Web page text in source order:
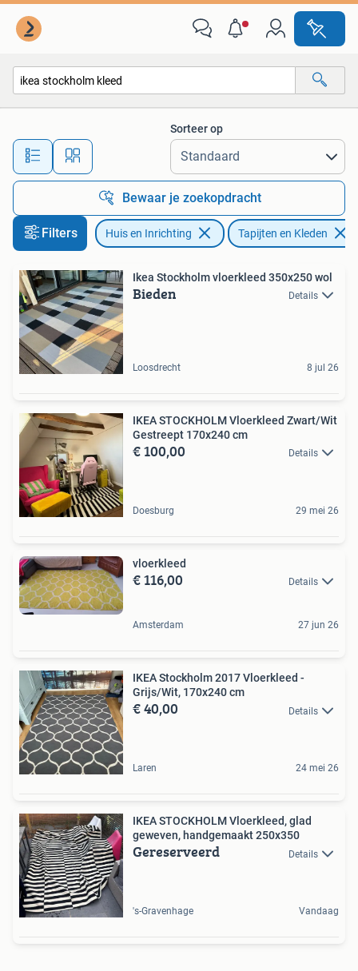
Alle afstanden…
Sorteer op
Bewaar je zoekopdracht
Filters Huis en Inrichting Tapijten en Kleden
Ikea Stockholm vloerkleed 350x250 wol
Bieden Details
Loosdrecht 8 jul 26
IKEA STOCKHOLM Vloerkleed Zwart/Wit
Gestreept 170x240 cm
€ 100,00 Details
Doesburg 29 mei 26
vloerkleed
€ 116,00 Details
Amsterdam 27 jun 26
IKEA Stockholm 2017 Vloerkleed -
Grijs/Wit, 170x240 cm
€ 40,00 Details
Laren 24 mei 26
IKEA STOCKHOLM Vloerkleed, glad
geweven, handgemaakt 250x350
Gereserveerd Details
's-Gravenhage Vandaag